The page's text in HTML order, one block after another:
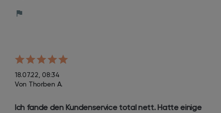
18.07.22, 08:34
Von Thorben A.
Ich fande den Kundenservice total nett. Hatte einige